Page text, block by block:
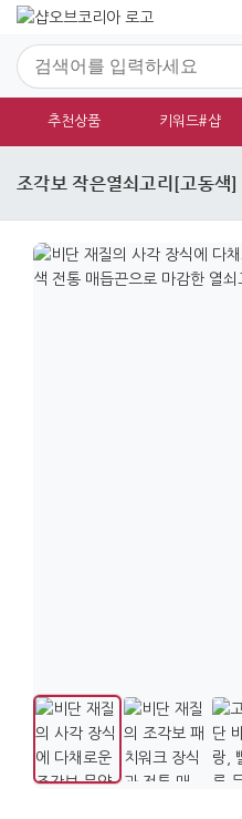
추천상품 키워드#샵
조각보 작은열쇠고리[고동색]